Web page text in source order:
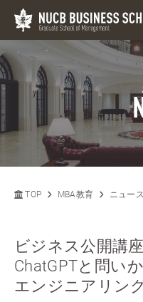
TOP MBA教育 ニュース
ビジネス公開講
ChatGPTと問い
エンジニアリン